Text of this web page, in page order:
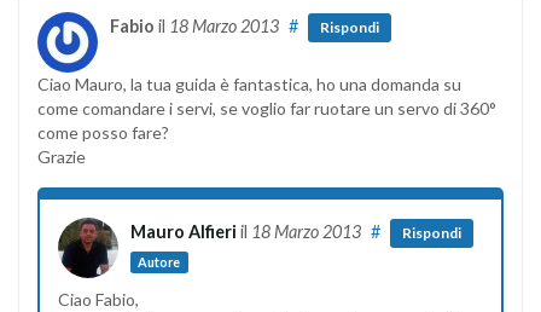
Fabio il 18 Marzo 2013 # Rispondi
Ciao Mauro, la tua guida è fantastica, ho una domanda su
come comandare i servi, se voglio far ruotare un servo di 360°
come posso fare?
Grazie
Mauro Alfieri il 18 Marzo 2013
Autore
# Rispondi
Ciao Fabio,